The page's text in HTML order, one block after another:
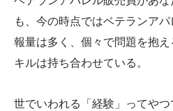
も、今の時点ではベテランア
報量は多く、個々で問題を抱
キルは持ち合わせている。
世でいわれる「経験」ってやつ